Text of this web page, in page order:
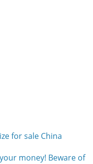
for sale China
money! Beware of